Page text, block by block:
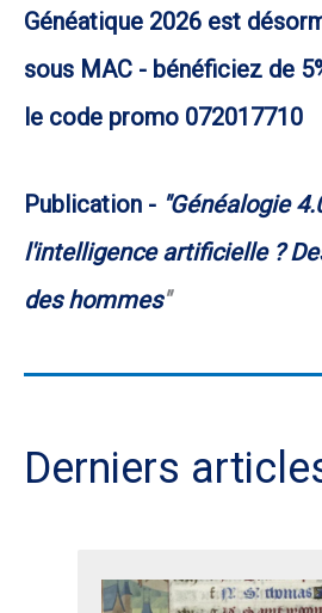
Généatique 2026 est
sous MAC - bénéficiez de
le code promo 072017710
Publication - "Généalogie
l'intelligence artificielle ?
des hommes"
Derniers